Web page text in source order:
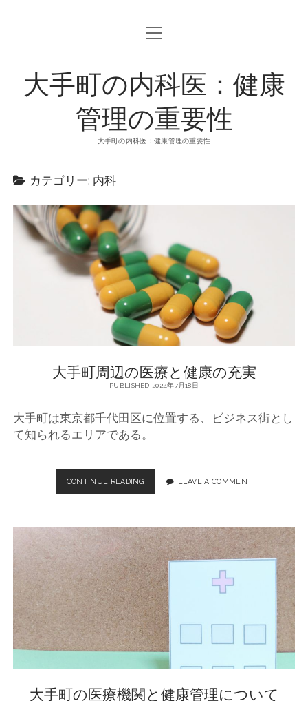
o
p
e
n
大手町の内科医：健康
管理の重要性
大手町の内科医：健康管理の重要性
カテゴリー: 内科
大手町周辺の医療と健康の充実
PUBLISHED 2024年7月18日
大手町は東京都千代田区に位置する、ビジネス街とし
て知られるエリアである。
CONTINUE READING
手
辺
の
医
療
と
健
康
の
充
実
LEAVE A COMMENT
大手町の医療機関と健康管理について